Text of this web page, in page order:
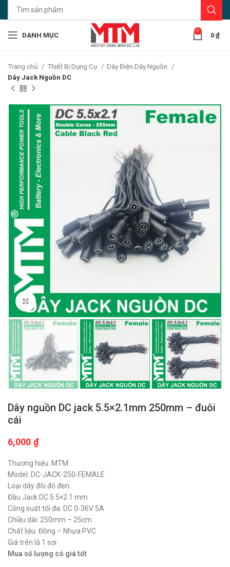
DANH MỤC
0
0 ₫
Trang chủ Thiết Bị Dụng Cụ
Dây Điện Dây Nguồn
Dây Jack Nguồn DC
Click to enlarge
Dây nguồn DC jack 5.5×2.1mm 250mm – đuôi
cái
6,000 ₫
Thương hiệu: MTM
Model: DC-JACK-250-FEMALE
Loại dây đôi đỏ đen.
Đầu Jack DC 5.5×2.1 mm
Công suất tối đa: DC 0-36V 5A
Chiều dài: 250mm – 25cm
Chất liệu: Đồng – Nhựa PVC
Giá trên là 1 sợi
Mua số lượng có giá tốt